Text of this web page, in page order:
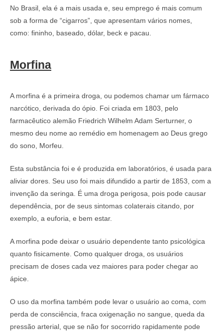
No Brasil, ela é a mais usada e, seu emprego é mais comum
sob a forma de “cigarros”, que apresentam vários nomes,
como: fininho, baseado, dólar, beck e pacau.
Morfina
A morfina é a primeira droga, ou podemos chamar um fármaco
narcótico, derivada do ópio. Foi criada em 1803, pelo
farmacêutico alemão Friedrich Wilhelm Adam Serturner, o
mesmo deu nome ao remédio em homenagem ao Deus grego
do sono, Morfeu.
Esta substância foi e é produzida em laboratórios, é usada para
aliviar dores. Seu uso foi mais difundido a partir de 1853, com a
invenção da seringa. É uma droga perigosa, pois pode causar
dependência, por de seus sintomas colaterais citando, por
exemplo, a euforia, e bem estar.
A morfina pode deixar o usuário dependente tanto psicológica
quanto fisicamente. Como qualquer droga, os usuários
precisam de doses cada vez maiores para poder chegar ao
ápice.
O uso da morfina também pode levar o usuário ao coma, com
perda de consciência, fraca oxigenação no sangue, queda da
pressão arterial, que se não for socorrido rapidamente pode